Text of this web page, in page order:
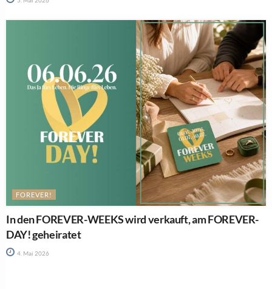
FOREVER!
In den FOREVER-WEEKS wird verkauft, am FOREVER-
DAY! geheiratet
4. Mai 2026